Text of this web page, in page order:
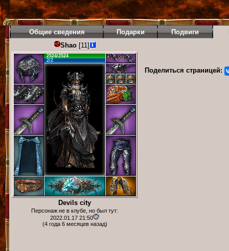
Общие сведения Подарки Подвиги
Shao[11]
2524/2524
2/2
Devils city
Персонаж не в клубе, но был тут:
2022.01.17 21:50
(4 года 6 месяцев назад)
Поделиться страницей: